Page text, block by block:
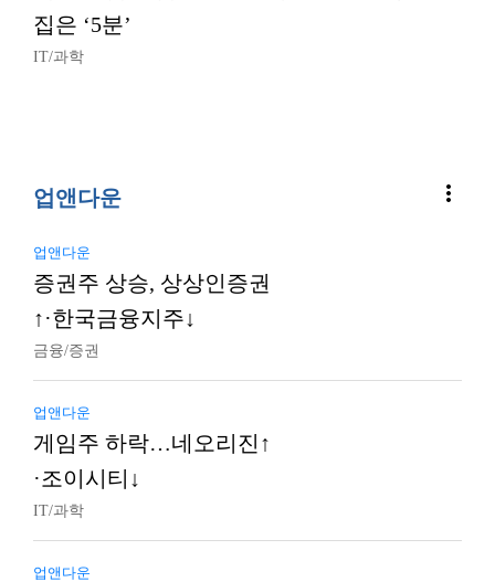
집은 ‘5분’
IT/과학
업앤다운 more_vert
업앤다운
증권주 상승, 상상인증권
↑·한국금융지주↓
금융/증권
업앤다운
게임주 하락…네오리진↑
·조이시티↓
IT/과학
업앤다운